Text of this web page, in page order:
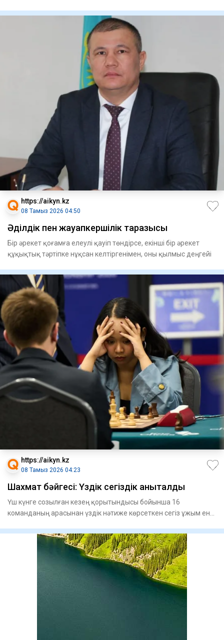
https://aikyn.kz
08 Тамыз 2026 04:50
Әділдік пен жауапкершілік таразысы
Бір әрекет қоғамға елеулі қауіп төндірсе, екінші бір әрекет
құқықтық тәртіпке нұқсан келтіргенімен, оны қылмыс деңгейі
https://aikyn.kz
08 Тамыз 2026 04:23
Шахмат бәйгесі: Үздік сегіздік анықталды
Үш күнге созылған кезең қорытындысы бойынша 16
команданың арасынан үздік нәтиже көрсеткен сегіз ұжым енді